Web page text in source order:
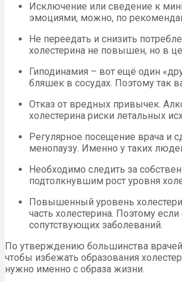
Исключение или сведение к
эмоциями, можно, по
Не переедать и снизить
холестерина не повышен, но в
Гиподинамия – вот ещё один
бляшек в сосудах. Поэтому так
Отказ от вредных привычек.
холестерина риски летальных
Регулярное посещение врача и
менопаузу. Именно у таких
Необходимо следить за
подтолкнувшим рост уровня
Повышенный уровень
часть холестерина. Поэтому
сопутствующих заболеваний.
По утверждению большинства
чтобы избежать образования
нужно именно с образа жизни.